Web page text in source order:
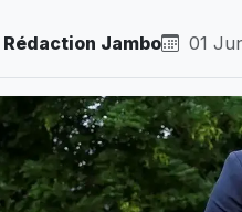
Rédaction Jambo 01